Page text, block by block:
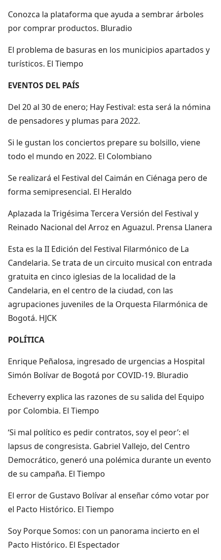
Conozca la plataforma que ayuda a sembrar árboles
por comprar productos. Bluradio
El problema de basuras en los municipios apartados y
turísticos. El Tiempo
EVENTOS DEL PAÍS
Del 20 al 30 de enero; Hay Festival: esta será la nómina
de pensadores y plumas para 2022.
Si le gustan los conciertos prepare su bolsillo, viene
todo el mundo en 2022. El Colombiano
Se realizará el Festival del Caimán en Ciénaga pero de
forma semipresencial. El Heraldo
Aplazada la Trigésima Tercera Versión del Festival y
Reinado Nacional del Arroz en Aguazul. Prensa Llanera
Esta es la II Edición del Festival Filarmónico de La
Candelaria. Se trata de un circuito musical con entrada
gratuita en cinco iglesias de la localidad de la
Candelaria, en el centro de la ciudad, con las
agrupaciones juveniles de la Orquesta Filarmónica de
Bogotá. HJCK
POLÍTICA
Enrique Peñalosa, ingresado de urgencias a Hospital
Simón Bolívar de Bogotá por COVID-19. Bluradio
Echeverry explica las razones de su salida del Equipo
por Colombia. El Tiempo
‘Si mal político es pedir contratos, soy el peor’: el
lapsus de congresista. Gabriel Vallejo, del Centro
Democrático, generó una polémica durante un evento
de su campaña. El Tiempo
El error de Gustavo Bolívar al enseñar cómo votar por
el Pacto Histórico. El Tiempo
Soy Porque Somos: con un panorama incierto en el
Pacto Histórico. El Espectador